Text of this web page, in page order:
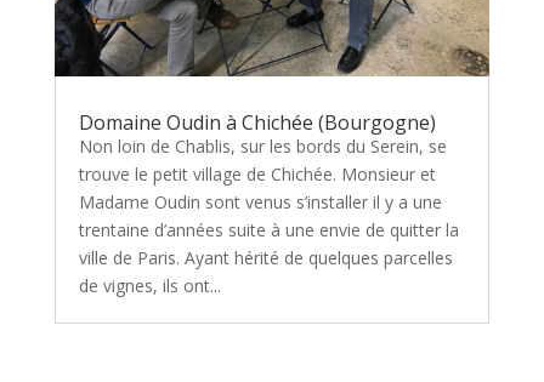
Domaine Oudin à Chichée (Bourgogne)
Non loin de Chablis, sur les bords du Serein, se
trouve le petit village de Chichée. Monsieur et
Madame Oudin sont venus s’installer il y a une
trentaine d’années suite à une envie de quitter la
ville de Paris. Ayant hérité de quelques parcelles
de vignes, ils ont...